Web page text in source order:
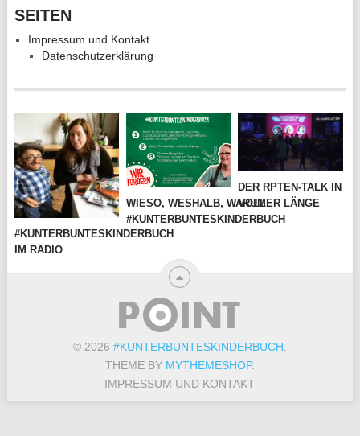
SEITEN
Impressum und Kontakt
Datenschutzerklärung
#KUNTERBUNTESKINDERBUCH
IM RADIO
WIESO, WESHALB, WARUM:
#KUNTERBUNTESKINDERBUCH
DER RPTEN-TALK IN
VOLLER LÄNGE
© 2026 #KUNTERBUNTESKINDERBUCH
THEME BY MYTHEMESHOP.
IMPRESSUM UND KONTAKT